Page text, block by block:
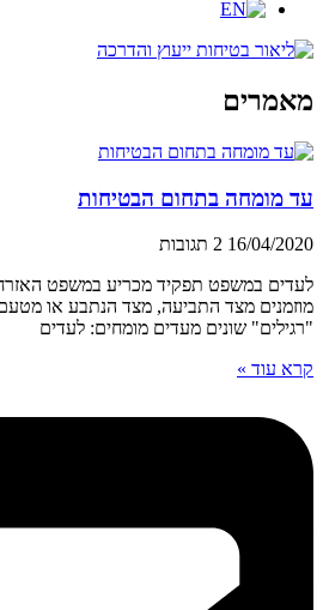
מאמרים
עד מומחה בתחום הבטיחות
16/04/2020 2 תגובות
לעדים במשפט תפקיד מכריע במשפט האזרחי
מוזמנים מצד התביעה, מצד הנתבע או
"רגילים" שונים מעדים מומחים: לעדים
קרא עוד »